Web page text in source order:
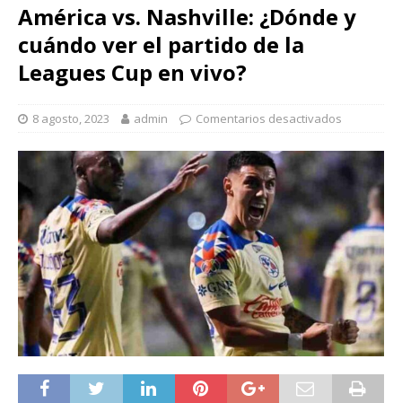
América vs. Nashville: ¿Dónde y
cuándo ver el partido de la
Leagues Cup en vivo?
8 agosto, 2023 admin Comentarios desactivados